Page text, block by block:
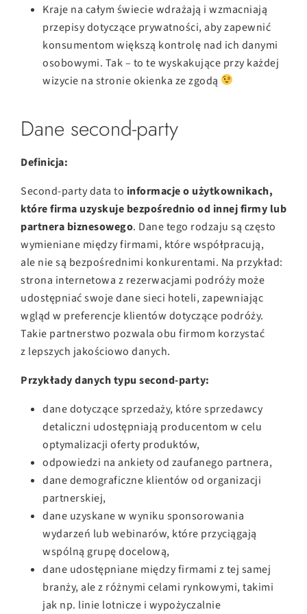
Kraje na całym świecie wdrażają i wzmacniają
przepisy dotyczące prywatności, aby zapewnić
konsumentom większą kontrolę nad ich danymi
osobowymi. Tak – to te wyskakujące przy każdej
wizycie na stronie okienka ze zgodą
Dane second-party
Definicja:
Second-party data to informacje o użytkownikach,
które firma uzyskuje bezpośrednio od innej firmy lub
partnera biznesowego. Dane tego rodzaju są często
wymieniane między firmami, które współpracują,
ale nie są bezpośrednimi konkurentami. Na przykład:
strona internetowa z rezerwacjami podróży może
udostępniać swoje dane sieci hoteli, zapewniając
wgląd w preferencje klientów dotyczące podróży.
Takie partnerstwo pozwala obu firmom korzystać
z lepszych jakościowo danych.
Przykłady danych typu second-party:
dane dotyczące sprzedaży, które sprzedawcy
detaliczni udostępniają producentom w celu
optymalizacji oferty produktów,
odpowiedzi na ankiety od zaufanego partnera,
dane demograficzne klientów od organizacji
partnerskiej,
dane uzyskane w wyniku sponsorowania
wydarzeń lub webinarów, które przyciągają
wspólną grupę docelową,
dane udostępniane między firmami z tej samej
branży, ale z różnymi celami rynkowymi, takimi
jak np. linie lotnicze i wypożyczalnie